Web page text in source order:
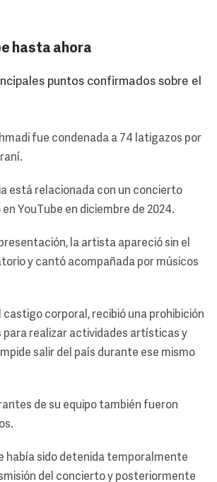
hasta ahora
puntos confirmados sobre el
fue condenada a 74 latigazos por
está relacionada con un concierto
YouTube en diciembre de 2024.
la artista apareció sin el
y cantó acompañada por músicos
castigo corporal, recibió una prohibición
para realizar actividades artísticas y
salir del país durante ese mismo
de su equipo también fueron
había sido detenida temporalmente
del concierto y posteriormente